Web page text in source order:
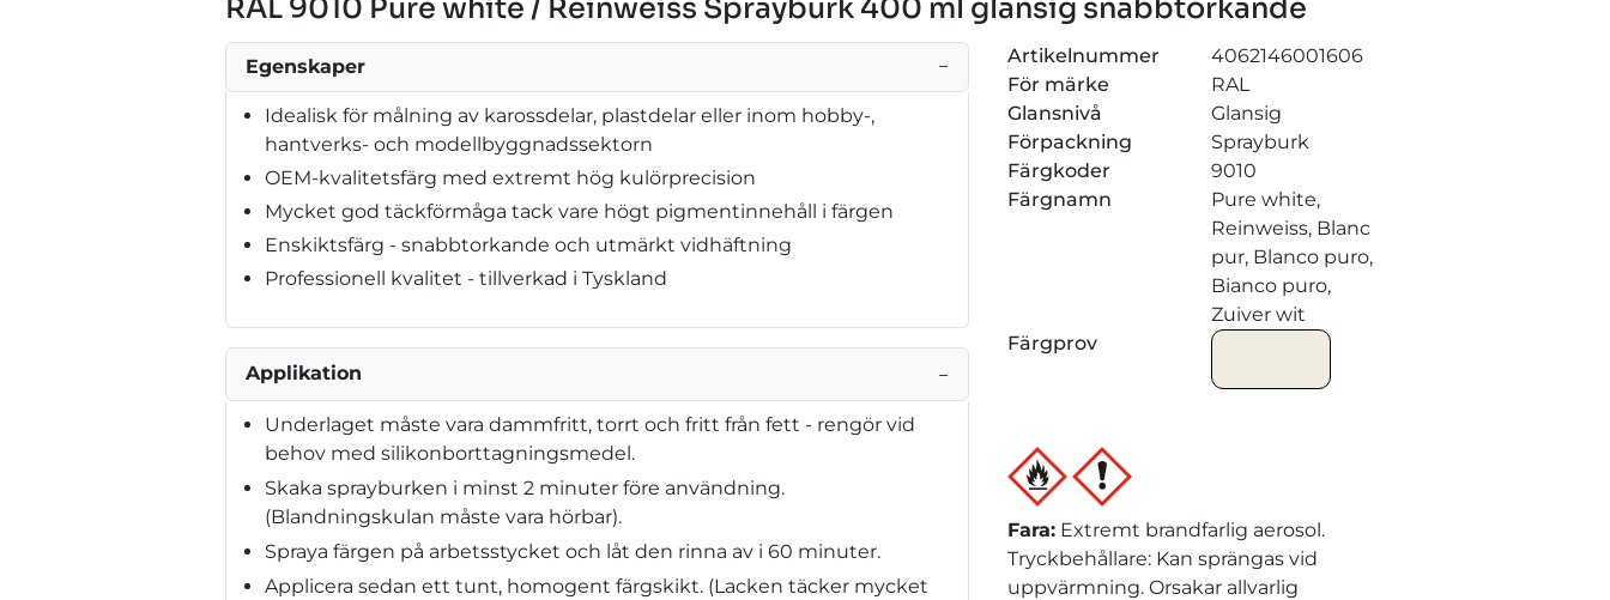
RAL 9010 Pure white / Reinweiss Sprayburk 400 ml glansig snabbtorkande
Egenskaper −
Idealisk för målning av karossdelar, plastdelar eller inom hobby-,
hantverks- och modellbyggnadssektorn
OEM-kvalitetsfärg med extremt hög kulörprecision
Mycket god täckförmåga tack vare högt pigmentinnehåll i färgen
Enskiktsfärg - snabbtorkande och utmärkt vidhäftning
Professionell kvalitet - tillverkad i Tyskland
Applikation −
Underlaget måste vara dammfritt, torrt och fritt från fett - rengör vid
behov med silikonborttagningsmedel.
Skaka sprayburken i minst 2 minuter före användning.
(Blandningskulan måste vara hörbar).
Spraya färgen på arbetsstycket och låt den rinna av i 60 minuter.
Applicera sedan ett tunt, homogent färgskikt. (Lacken täcker mycket
Artikelnummer
4062146001606
För märke
RAL
Glansnivå
Glansig
Förpackning
Sprayburk
Färgkoder
9010
Färgnamn
Pure white,
Reinweiss, Blanc
pur, Blanco puro,
Bianco puro,
Zuiver wit
Färgprov
Fara: Extremt brandfarlig aerosol.
Tryckbehållare: Kan sprängas vid
uppvärmning. Orsakar allvarlig